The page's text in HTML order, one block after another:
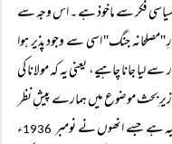
سیاسی فکر سے ماخوذ ہے ۔ اس وجہ سے
جنگ'' اسی سے وجود پذیر ہوا
لیا جانا چاہیے، یعنی یہ کہ مولانا کی
بحث موضوع میں ہمارے پیشِ نظر
ہے جسے انھوں نے نومبر
ء